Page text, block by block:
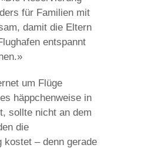
für Familien mit
damit die Eltern
entspannt
um Flüge
häppchenweise in
sollte nicht an dem
die
kostet – denn gerade